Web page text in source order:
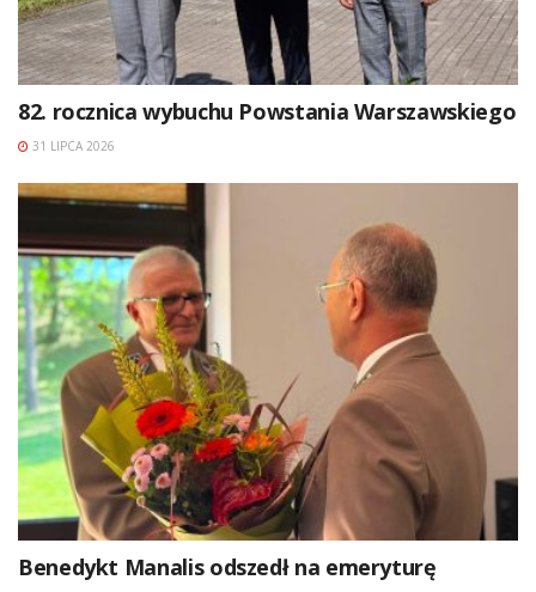
82. rocznica wybuchu Powstania Warszawskiego
31 LIPCA 2026
Benedykt Manalis odszedł na emeryturę